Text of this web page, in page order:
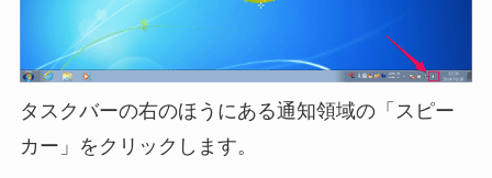
タスクバーの右のほうにある通知領域の「スピー
カー」をクリックします。